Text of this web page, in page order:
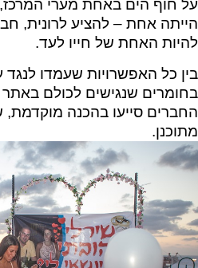
על חוף הים באחת מערי
הייתה אחת – להציע לרונית,
להיות האחת של חייו לעד.
בין כל האפשרויות שעמדו לנגד
בחומרים שנגישים לכולם באתר
החברים סייעו בהכנה
מתוכנן.